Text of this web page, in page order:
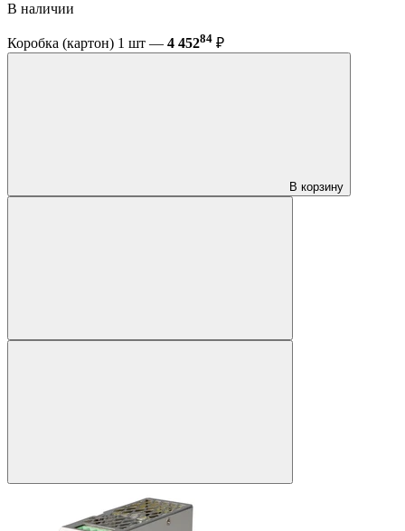
В наличии
Коробка (картон) 1 шт — 4 45284 ₽
В корзину